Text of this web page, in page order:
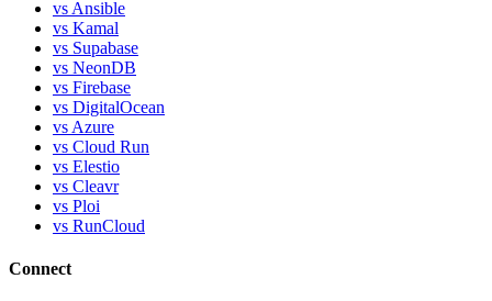
vs Ansible
vs Kamal
vs Supabase
vs NeonDB
vs Firebase
vs DigitalOcean
vs Azure
vs Cloud Run
vs Elestio
vs Cleavr
vs Ploi
vs RunCloud
Connect